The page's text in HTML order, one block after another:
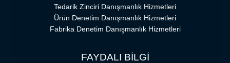
Tedarik Zinciri Danışmanlık Hizmetleri
Ürün Denetim Danışmanlık Hizmetleri
Fabrika Denetim Danışmanlık Hizmetleri
FAYDALI BİLGİ